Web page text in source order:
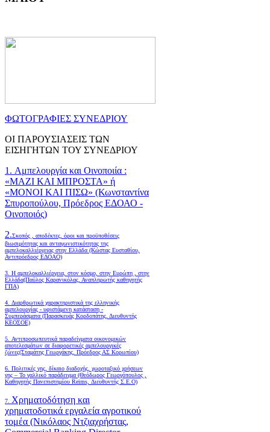
ΦΩΤΟΓΡΑΦΙΕΣ ΣΥΝΕΔΡΙΟΥ
ΟΙ ΠΑΡΟΥΣΙΑΣΕΙΣ ΤΩΝ
ΕΙΣΗΓΗΤΩΝ ΤΟΥ ΣΥΝΕΔΡΙΟΥ
1. Αμπελουργία και Οινοποιία :
«ΜΑΖΙ ΚΑΙ ΜΠΡΟΣΤΑ» ή
«ΜΟΝΟΙ ΚΑΙ ΠΙΣΩ» (Κωνσταντίνα
Σπυροπούλου, Πρόεδρος ΕΔΟΑΟ -
Οινοποιός)
2.Σκοπός , αποδέκτες, όροι και προϋποθέσεις
βιωσιμότητας και ανταγωνιστικότητας της
αμπελοκαλλιέργειας στην Ελλάδα (Κώστας Ευσταθίου,
Αντιπρόεδρος ΕΔΟΑΟ)
3. Η αμπελοκαλλιέργεια, στον κόσμο, στην Ευρώπη , στην
Ελλάδα(Παύλος Καρανικόλας, Αναπληρωτής καθηγητής
ΓΠΑ)
4. Διαρθρωτικά χαρακτηριστικά της ελληνικής
αμπελουργίας - υφιστάμενη κατάσταση -
Συμπεράσματα (Παρασκευάς Κορδοπάτης, Διευθυντής
ΚΕΟΣΟΕ)
5. Αντιπροσωπευτικά παραδείγματα οικονομικών
αποτελεσμάτων σε διαφορετικές αμπελουργικές
ζώνες(Σταμάτης Γεωργάκης, Πρόεδρος ΑΣ Κορωπίου)
6. Πολιτικές γης, δίκαιο διαδοχής, χωροταξικό χρήσεων
γης – Το γαλλικό παράδειγμα (Θεόδωρος Γεωργόπουλος ,
Καθηγητής Πανεπιστημίου Reims, Διευθυντής Σ.Ε.Ο)
7. Χρηματοδότηση και
χρηματοδοτικά εργαλεία αγροτικού
τομέα (Νικόλαος Ντζιαχρήστας,